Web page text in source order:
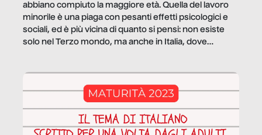
abbiano compiuto la maggiore età. Quella del lavoro
minorile è una piaga con pesanti effetti psicologici e
sociali, ed è più vicina di quanto si pensi: non esiste
solo nel Terzo mondo, ma anche in Italia, dove